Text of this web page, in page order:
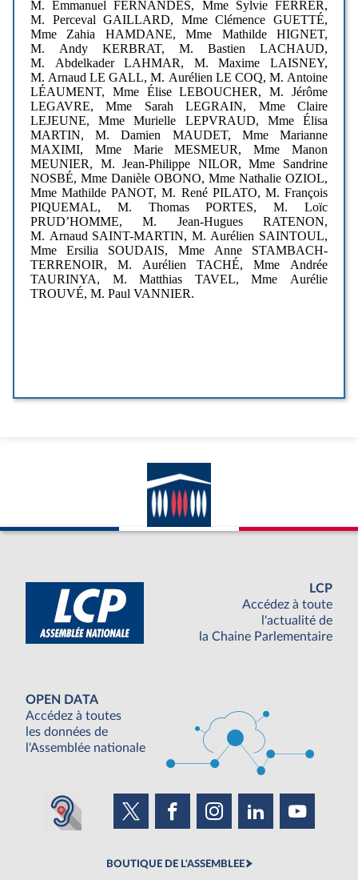
LCP
Accédez à toute
l'actualité de
la Chaine Parlementaire
OPEN DATA
Accédez à toutes
les données de
l'Assemblée nationale
BOUTIQUE DE L'ASSEMBLEE